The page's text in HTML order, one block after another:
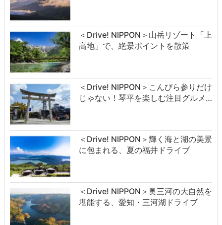
＜Drive! NIPPON＞山岳リゾート「上
高地」で、絶景ポイントを散策
＜Drive! NIPPON＞こんぴら参りだけ
じゃない！琴平を楽しむ注目グルメ…
＜Drive! NIPPON＞輝く海と湖の美景
に包まれる、夏の福井ドライブ
＜Drive! NIPPON＞奥三河の大自然を
堪能する、愛知・三河湖ドライブ